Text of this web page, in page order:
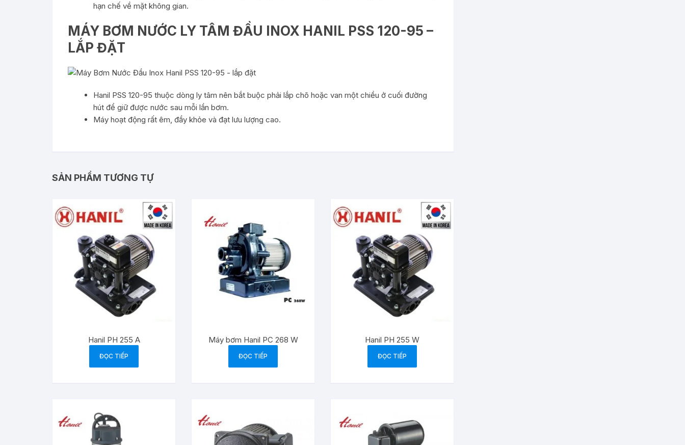
hạn chế về mặt không gian.
MÁY BƠM NƯỚC LY TÂM ĐẦU INOX HANIL PSS 120-95 –
LẮP ĐẶT
Hanil PSS 120-95 thuộc dòng ly tâm nên bắt buộc phải lắp chõ hoặc van một chiều ở cuối đường
hút để giữ được nước sau mỗi lần bơm.
Máy hoạt động rất êm, đầy khỏe và đạt lưu lượng cao.
SẢN PHẨM TƯƠNG TỰ
Hanil PH 255 A
ĐỌC TIẾP
Máy bơm Hanil PC 268 W
ĐỌC TIẾP
Hanil PH 255 W
ĐỌC TIẾP